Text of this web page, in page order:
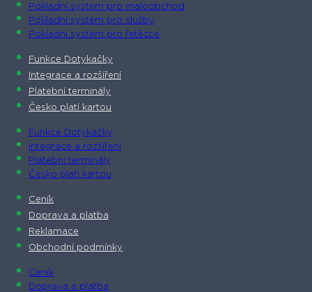
Pokladní systém pro maloobchod
Pokladní systém pro služby
Pokladní systém pro řetězce
Funkce Dotykačky
Integrace a rozšíření
Platební terminály
Česko platí kartou
Funkce Dotykačky
Integrace a rozšíření
Platební terminály
Česko platí kartou
Ceník
Doprava a platba
Reklamace
Obchodní podmínky
Ceník
Doprava a platba